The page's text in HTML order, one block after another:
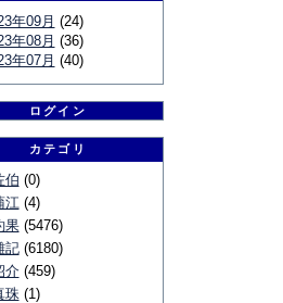
年09月 (24)
年08月 (36)
年07月 (40)
ログイン
カテゴリ
伯 (0)
江(4)
果(5476)
記(6180)
介(459)
珠(1)